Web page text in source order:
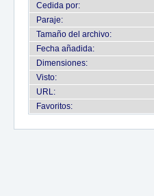
Cedida por:
Paraje:
Tamaño del archivo:
Fecha añadida:
Dimensiones:
Visto:
URL:
Favoritos: